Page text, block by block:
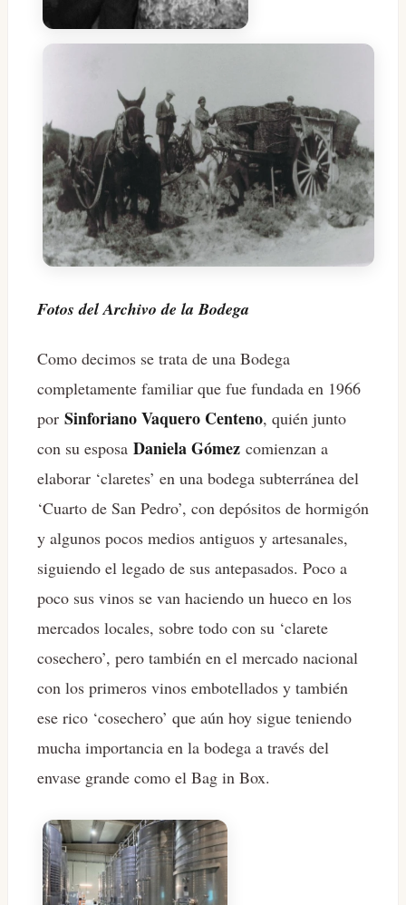
Fotos del Archivo de la Bodega
Como decimos se trata de una Bodega
completamente familiar que fue fundada en 1966
por Sinforiano Vaquero Centeno, quién junto
con su esposa Daniela Gómez comienzan a
elaborar ‘claretes’ en una bodega subterránea del
‘Cuarto de San Pedro’, con depósitos de hormigón
y algunos pocos medios antiguos y artesanales,
siguiendo el legado de sus antepasados. Poco a
poco sus vinos se van haciendo un hueco en los
mercados locales, sobre todo con su ‘clarete
cosechero’, pero también en el mercado nacional
con los primeros vinos embotellados y también
ese rico ‘cosechero’ que aún hoy sigue teniendo
mucha importancia en la bodega a través del
envase grande como el Bag in Box.